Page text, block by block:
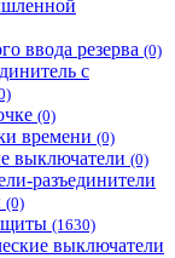
ввода резерва (0)
с
(0)
времени (0)
выключатели (0)
разъединители
(0)
(1630)
выключатели